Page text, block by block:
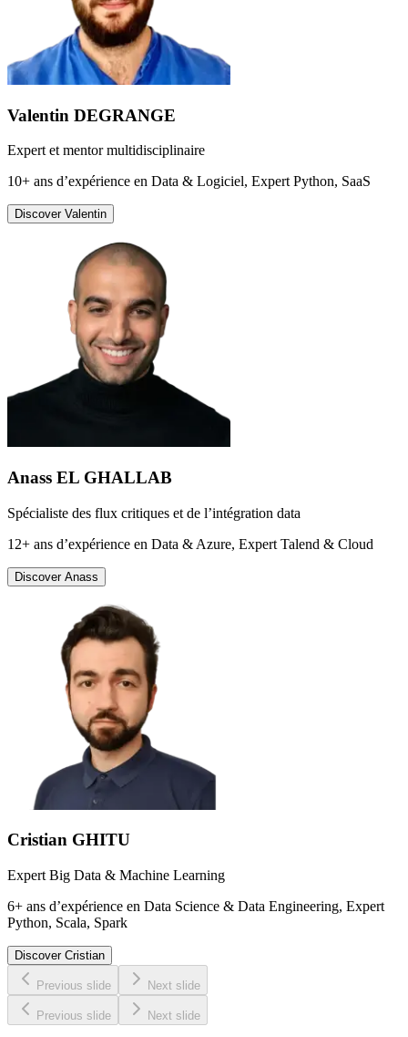
Valentin DEGRANGE
Expert et mentor multidisciplinaire
10+ ans d’expérience en Data & Logiciel, Expert Python, SaaS
Discover Valentin
Anass EL GHALLAB
Spécialiste des flux critiques et de l’intégration data
12+ ans d’expérience en Data & Azure, Expert Talend & Cloud
Discover Anass
Cristian GHITU
Expert Big Data & Machine Learning
6+ ans d’expérience en Data Science & Data Engineering, Expert
Python, Scala, Spark
Discover Cristian
Previous slide Next slide
Previous slide Next slide